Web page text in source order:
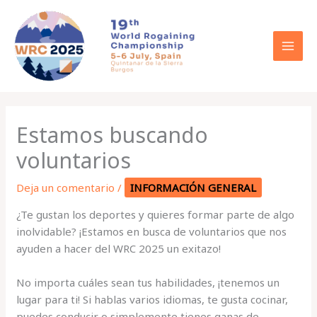
contenido
Estamos buscando
voluntarios
Deja un comentario /
INFORMACIÓN GENERAL
¿Te gustan los deportes y quieres formar parte de algo
inolvidable? ¡Estamos en busca de voluntarios que nos
ayuden a hacer del WRC 2025 un exitazo!
No importa cuáles sean tus habilidades, ¡tenemos un
lugar para ti! Si hablas varios idiomas, te gusta cocinar,